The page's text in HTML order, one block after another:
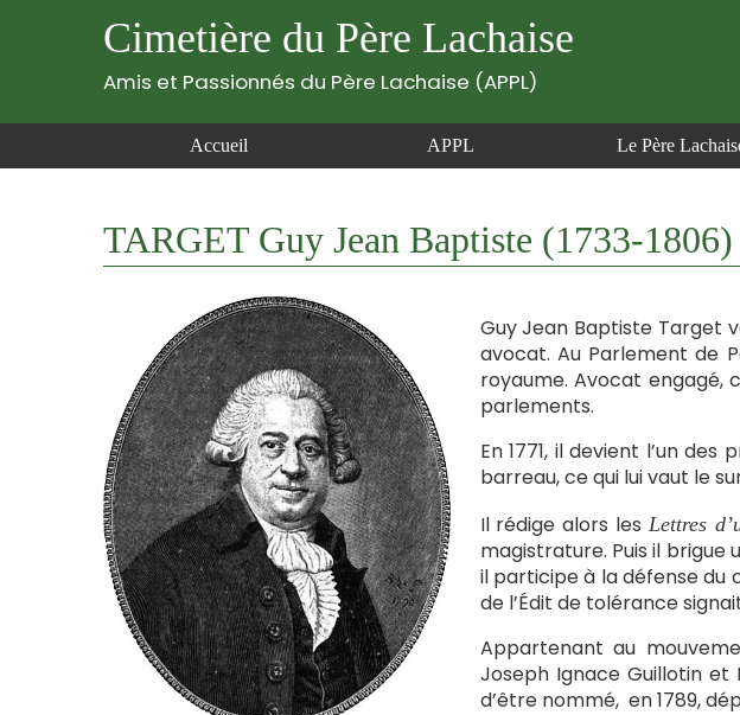
Cimetière du Père Lachaise
Amis et Passionnés du Père Lachaise (APPL)
Accueil APPL Le Père
TARGET Guy Jean Baptiste (1733-1806)
Guy Jean Baptiste Target
avocat. Au Parlement de
royaume. Avocat engagé,
parlements.
En 1771, il devient l’un
barreau, ce qui lui vaut le
Il rédige alors lesLettres
magistrature. Puis il brigue
il participe à la défense du
de l’Édit de tolérance
Appartenant au
Joseph Ignace Guillotin et
d’être nommé, en 1789,